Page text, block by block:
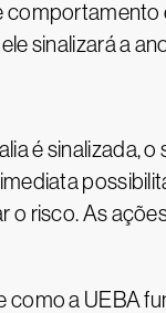
sinalizará a
é sinalizada,
o risco. As
como a UEBA